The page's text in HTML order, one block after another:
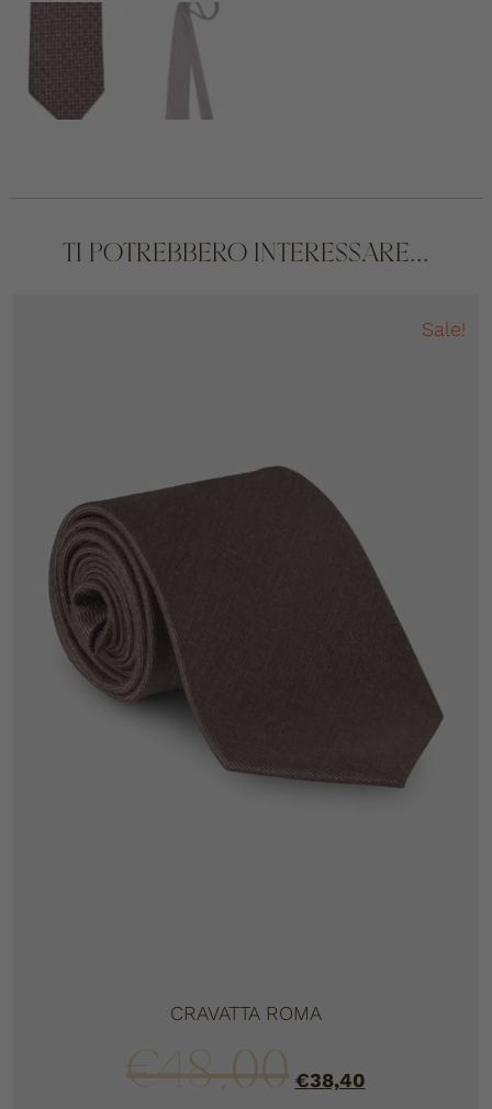
TI POTREBBERO INTERESSARE...
Sale!
CRAVATTA ROMA
€48,00 €38,40